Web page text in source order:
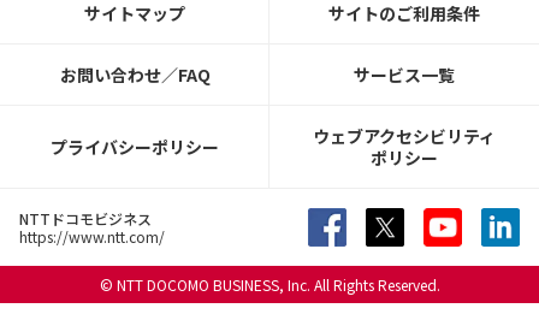
サイトマップ サイトのご利用条件
お問い合わせ／FAQ サービス一覧
プライバシーポリシー
ウェブアクセシビリティ
ポリシー
NTTドコモビジネス
https://www.ntt.com/
© NTT DOCOMO BUSINESS, Inc. All Rights Reserved.